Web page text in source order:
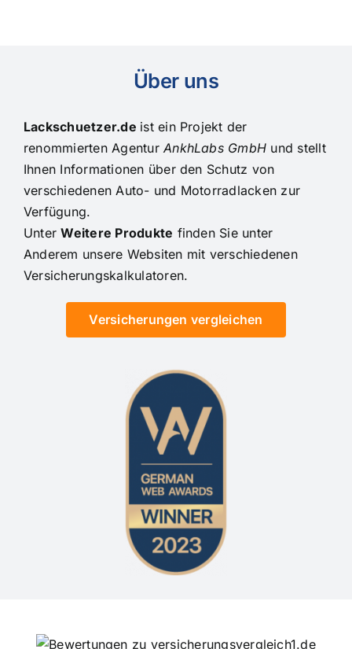
Über uns
Lackschuetzer.de ist ein Projekt der
renommierten AgenturAnkhLabs GmbH und stellt
Ihnen Informationen über den Schutz von
verschiedenen Auto- und Motorradlacken zur
Verfügung.
UnterWeitere Produkte finden Sie unter
Anderem unsere Websiten mit verschiedenen
Versicherungskalkulatoren.
Versicherungen vergleichen